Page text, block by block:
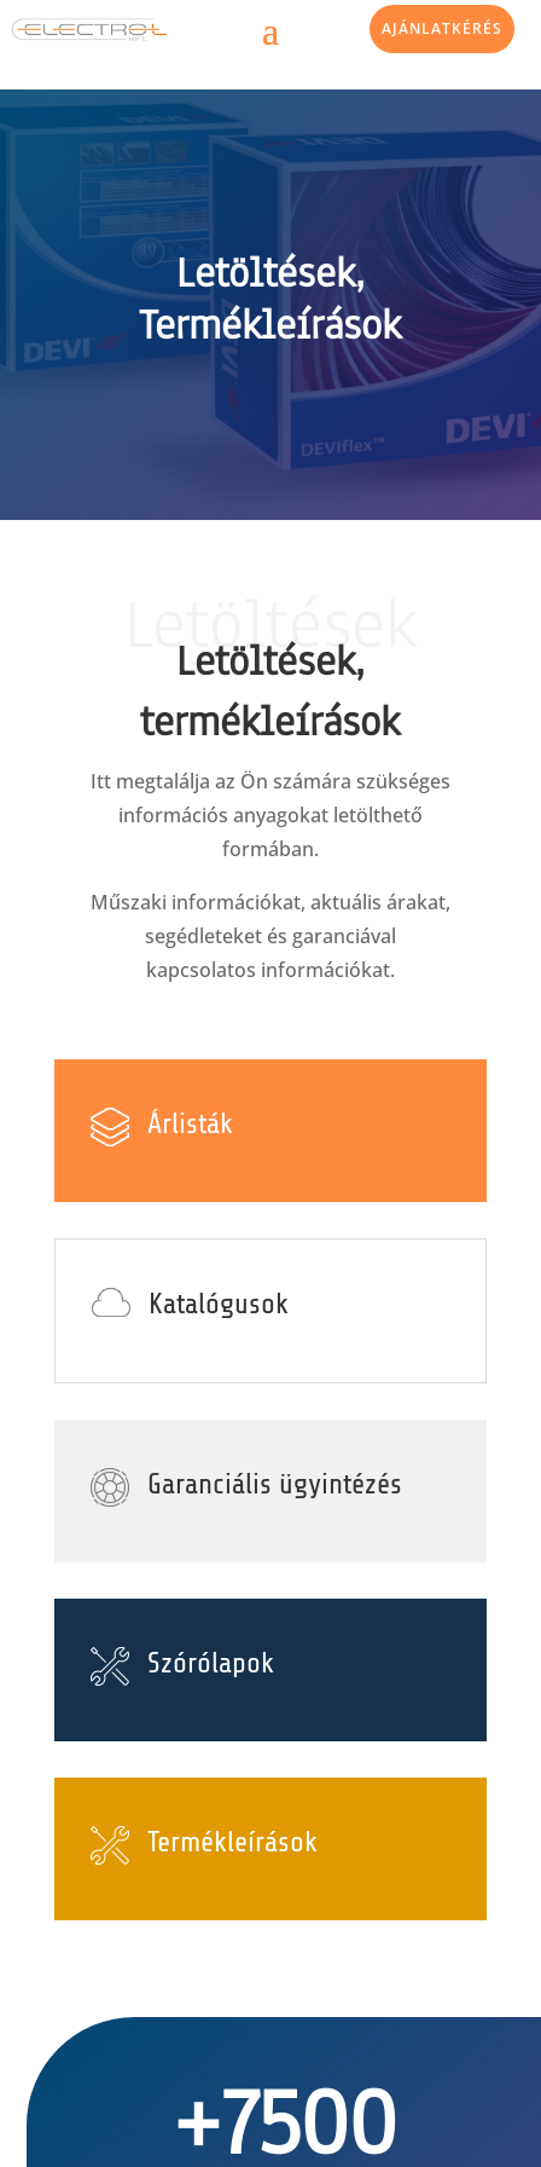
AJÁNLATKÉRÉS
Letöltések,
Termékleírások
Letöltések
Letöltések,
termékleírások
Itt megtalálja az Ön számára szükséges
információs anyagokat letölthető
formában.
Műszaki információkat, aktuális árakat,
segédleteket és garanciával
kapcsolatos információkat.
Árlisták
Katalógusok
Garanciális ügyintézés
Szórólapok
Termékleírások
+7500